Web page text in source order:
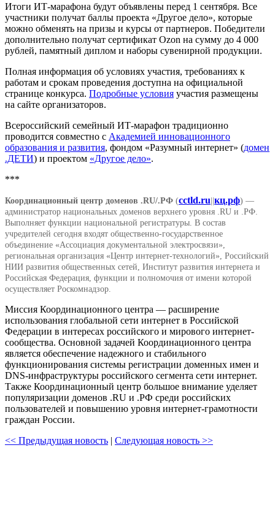
Итоги ИТ-марафона будут объявлены перед 1 сентября. Все
участники получат баллы проекта «Другое дело», которые
можно обменять на призы и курсы от партнеров. Победители
дополнительно получат сертификат Ozon на сумму до 4 000
рублей, памятный диплом и наборы сувенирной продукции.
Полная информация об условиях участия, требованиях к
работам и срокам проведения доступна на официальной
странице конкурса. Подробные условия участия размещены
на сайте организаторов.
Всероссийский семейный ИТ-марафон традиционно
проводится совместно с Академией инновационного
образования и развития, фондом «Разумный интернет» (домен
.ДЕТИ) и проектом «Другое дело».
***
Координационный центр доменов .RU/.РФ (cctld.ru||кц.рф) —
администратор национальных доменов верхнего уровня .RU и .РФ.
Выполняет функции национальной регистратуры. В состав
учредителей сегодня входят общественно-государственное
объединение «Ассоциация документальной электросвязи»,
региональная организация «Центр интернет-технологий», Российский
НИИ развития общественных сетей, Институт развития интернета и
Российская Федерация, функции и полномочия от имени которой
осуществляет Роскомнадзор.
Миссия Координационного центра — расширение
использования глобальной сети интернет в Российской
Федерации в интересах российского и мирового интернет-
сообщества. Основной задачей Координационного центра
является обеспечение надежного и стабильного
функционирования системы регистрации доменных имен и
DNS-инфраструктуры российского сегмента сети интернет.
Также Координационный центр большое внимание уделяет
популяризации доменов .RU и .РФ среди российских
пользователей и повышению уровня интернет-грамотности
граждан России.
<< Предыдущая новость | Следующая новость >>